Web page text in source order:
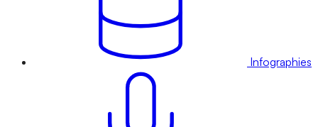
Infographies